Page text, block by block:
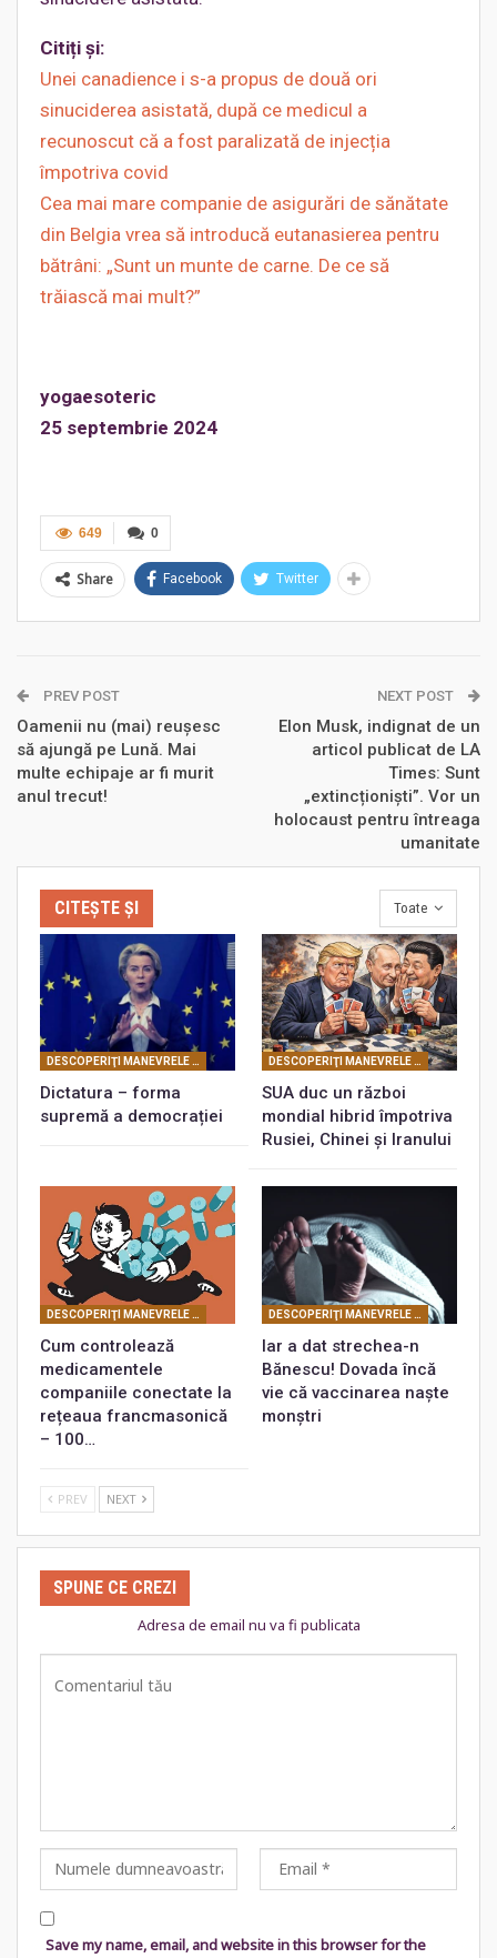
Citiți și:
Unei canadience i s-a propus de două ori
sinuciderea asistată, după ce medicul a
recunoscut că a fost paralizată de injecția
împotriva covid
Cea mai mare companie de asigurări de sănătate
din Belgia vrea să introducă eutanasierea pentru
bătrâni: „Sunt un munte de carne. De ce să
trăiască mai mult?”
yogaesoteric
25 septembrie 2024
0
649
Share Facebook Twitter
PREV POST
Oamenii nu (mai) reușesc
să ajungă pe Lună. Mai
multe echipaje ar fi murit
anul trecut!
NEXT POST
Elon Musk, indignat de un
articol publicat de LA
Times: Sunt
„extincționiști”. Vor un
holocaust pentru întreaga
umanitate
Toate
CITEȘTE ȘI
DESCOPERIŢI MANEVRELE FRANCMASONERIEI
Dictatura – forma
supremă a democrației
DESCOPERIŢI MANEVRELE FRANCMASONERIEI
SUA duc un război
mondial hibrid împotriva
Rusiei, Chinei și Iranului
DESCOPERIŢI MANEVRELE FRANCMASONERIEI
Cum controlează
medicamentele
companiile conectate la
rețeaua francmasonică
– 100…
DESCOPERIŢI MANEVRELE FRANCMASONERIEI
Iar a dat strechea-n
Bănescu! Dovada încă
vie că vaccinarea naște
monștri
PREV NEXT
SPUNE CE CREZI
Adresa de email nu va fi publicata
Save my name, email, and website in this browser for the